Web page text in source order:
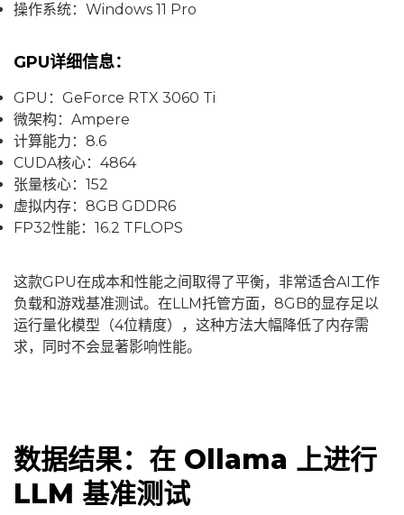
操作系统：Windows 11 Pro
GPU详细信息：
GPU：GeForce RTX 3060 Ti
微架构：Ampere
计算能力：8.6
CUDA核心：4864
张量核心：152
虚拟内存：8GB GDDR6
FP32性能：16.2 TFLOPS
这款GPU在成本和性能之间取得了平衡，非常适合AI工作
负载和游戏基准测试。在LLM托管方面，8GB的显存足以
运行量化模型（4位精度），这种方法大幅降低了内存需
求，同时不会显著影响性能。
数据结果：在 Ollama 上进行
LLM 基准测试